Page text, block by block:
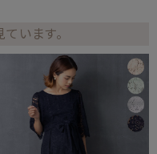
います。